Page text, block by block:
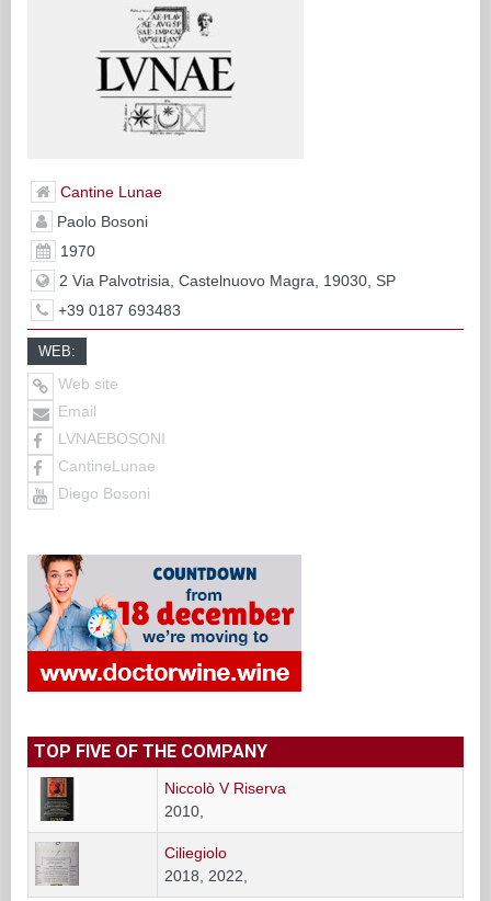
Cantine Lunae
Paolo Bosoni
1970
2 Via Palvotrisia, Castelnuovo Magra, 19030, SP
+39 0187 693483
WEB:
Web site
Email
LVNAEBOSONI
CantineLunae
Diego Bosoni
TOP FIVE OF THE COMPANY
Niccolò V Riserva
2010,
Ciliegiolo
2018, 2022,